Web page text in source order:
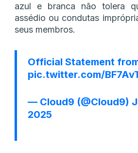
azul e branca não tolera
assédio ou condutas
seus membros.
Official Statement
pic.twitter.com/
— Cloud9 (@Cloud9)
2025